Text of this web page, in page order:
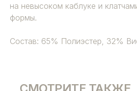
на невысоком каблуке и
формы.
Состав: 65% Полиэстер, 32%